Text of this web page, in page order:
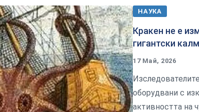
НАУКА
Кракен не е
гигантски
17 Май, 2026
оборудвани с
активността на